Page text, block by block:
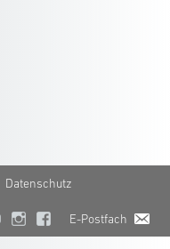
Datenschutz
E-Postfach